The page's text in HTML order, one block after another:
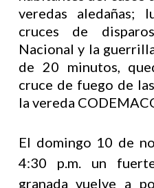
veredas aledañas;
cruces de
Nacional y la
de 20 minutos,
cruce de fuego de
la vereda
El domingo 10 de
4:30 p.m. un
granada vuelve a